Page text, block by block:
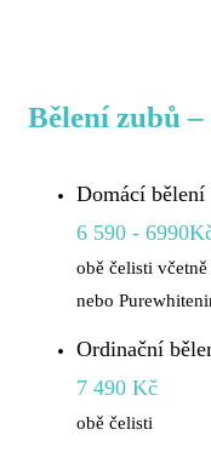
Bělení zubů –
Domácí bělení
6 590 -
obě čelisti
nebo
Ordinační
7 490 Kč
obě čelisti